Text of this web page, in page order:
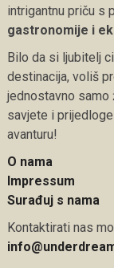
intrigantnu priču s
gastronomije i
Bilo da si ljubitelj
destinacija, voliš
jednostavno
savjete i
avanturu!
O nama
Impressum
Surađuj s nama
Kontaktirati nas